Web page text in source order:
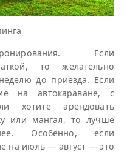
Если
то желательно
до приезда. Если
на автокараване, с
хотите арендовать
или мангал, то лучше
Особенно, если
на июль — август — это